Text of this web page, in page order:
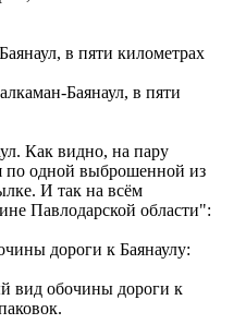
Баянаул, в пяти
Как видно, на пару
по одной выброшенной из
И так на всём
Павлодарской области":
вид обочины дороги к